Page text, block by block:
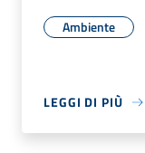
Ambiente
LEGGI DI PIÙ